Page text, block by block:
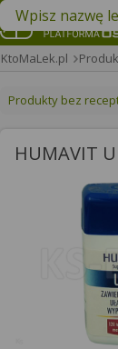
Znajdź lek w
KtoMaLek.pl
Produkty bez
HUMAVIT